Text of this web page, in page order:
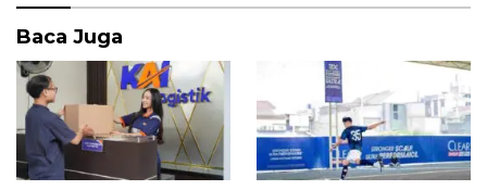
Baca Juga